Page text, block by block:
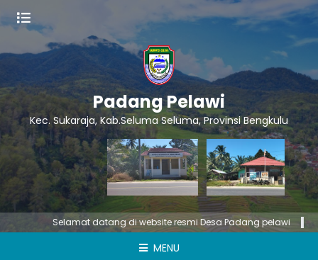
Padang Pelawi
Kec. Sukaraja, Kab.Seluma Seluma, Provinsi Bengkulu
Selamat datang di website resmi Desa Padang pelawi
MENU